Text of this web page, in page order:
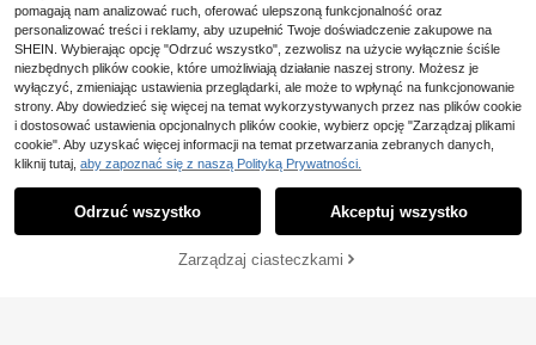
KUP TERAZ DODAJ DO KOSZYKA
pomagają nam analizować ruch, oferować ulepszoną funkcjonalność oraz
personalizować treści i reklamy, aby uzupełnić Twoje doświadczenie zakupowe na
SHEIN. Wybierając opcję "Odrzuć wszystko", zezwolisz na użycie wyłącznie ściśle
niezbędnych plików cookie, które umożliwiają działanie naszej strony. Możesz je
wyłączyć, zmieniając ustawienia przeglądarki, ale może to wpłynąć na funkcjonowanie
strony. Aby dowiedzieć się więcej na temat wykorzystywanych przez nas plików cookie
i dostosować ustawienia opcjonalnych plików cookie, wybierz opcję "Zarządzaj plikami
cookie". Aby uzyskać więcej informacji na temat przetwarzania zebranych danych,
kliknij tutaj, aby zapoznać się z naszą Polityką Prywatności.
Odrzuć wszystko Akceptuj wszystko
Zarządzaj ciasteczkami